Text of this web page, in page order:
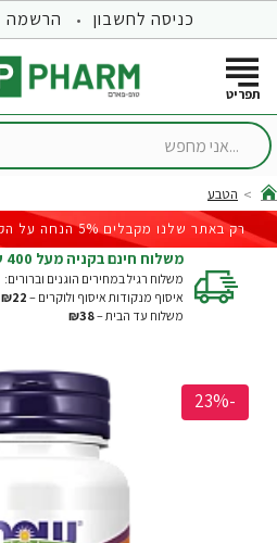
כניסה לחשבון הרשמה
...אני
home
הטבע
רק באתר שלנו מקבלים 5% הנחה על הקנייה הבאה |
משלוח חינם בקניה מעל 400 ש"ח | דרך איפוסט עד 5 ק"ג
משלוח רגיל במחירים הוגנים וברורים:
איסוף מנקודות איסוף ולוקרים – ₪22
משלוח עד הבית –₪38
-23%